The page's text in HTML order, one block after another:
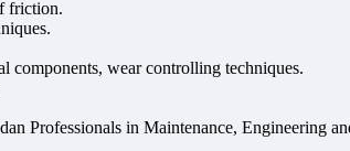
friction.
components, wear controlling techniques.
Professionals in Maintenance, Engineering